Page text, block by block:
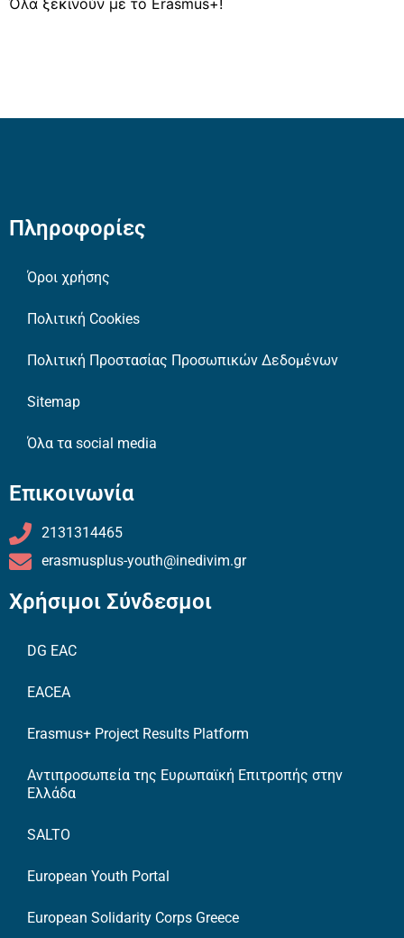
Όλα ξεκινούν με το Erasmus+!
Πληροφορίες
Όροι χρήσης
Πολιτική Cookies
Πολιτική Προστασίας Προσωπικών Δεδομένων
Sitemap
Όλα τα social media
Επικοινωνία
2131314465
erasmusplus-youth@inedivim.gr
Χρήσιμοι Σύνδεσμοι
DG EAC
EACEA
Erasmus+ Project Results Platform
Αντιπροσωπεία της Ευρωπαϊκή Επιτροπής στην
Ελλάδα
SALTO
European Youth Portal
European Solidarity Corps Greece